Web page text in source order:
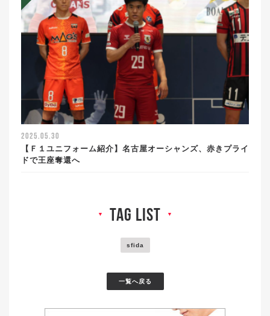
2025.05.30
【Ｆ１ユニフォーム紹介】名古屋オーシャンズ、赤きプライ
ドで王座奪還へ
▼ tag list ▼
sfida
一覧へ戻る